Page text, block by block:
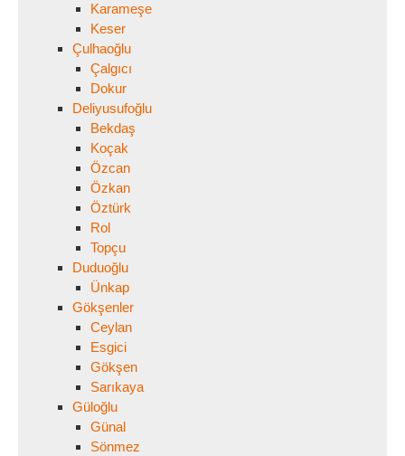
Karameşe
Keser
Çulhaoğlu
Çalgıcı
Dokur
Deliyusufoğlu
Bekdaş
Koçak
Özcan
Özkan
Öztürk
Rol
Topçu
Duduoğlu
Ünkap
Gökşenler
Ceylan
Esgici
Gökşen
Sarıkaya
Güloğlu
Günal
Sönmez